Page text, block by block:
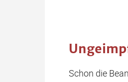
Schon die